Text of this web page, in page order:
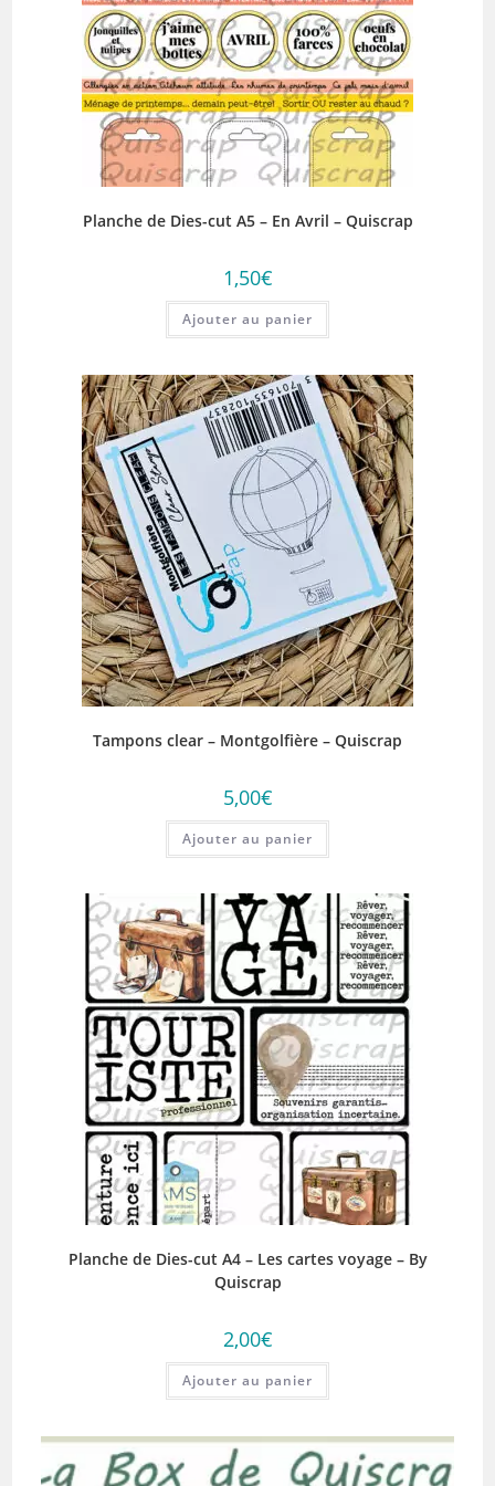
Planche de Dies-cut A5 – En Avril – Quiscrap
1,50€
Ajouter au panier
Tampons clear – Montgolfière – Quiscrap
5,00€
Ajouter au panier
Planche de Dies-cut A4 – Les cartes voyage – By
Quiscrap
2,00€
Ajouter au panier